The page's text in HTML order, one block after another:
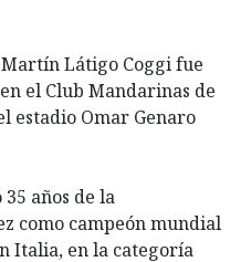
Látigo Coggi fue
el Club Mandarinas de
estadio Omar Genaro
años de la
como campeón mundial
Italia, en la categoría